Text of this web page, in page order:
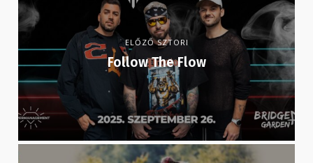
ELŐZŐ SZTORI
Follow The Flow